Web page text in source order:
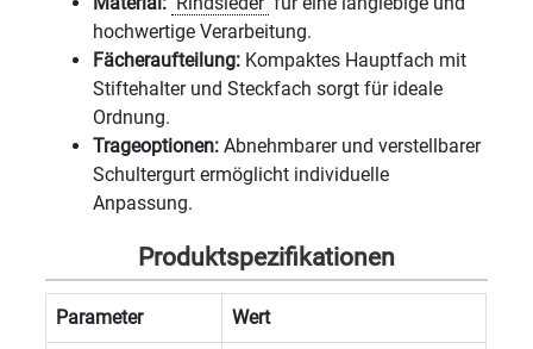
hochwertige Verarbeitung.
Fächeraufteilung: Kompaktes Hauptfach mit
Stiftehalter und Steckfach sorgt für ideale
Ordnung.
Trageoptionen: Abnehmbarer und verstellbarer
Schultergurt ermöglicht individuelle
Anpassung.
Produktspezifikationen
Parameter Wert